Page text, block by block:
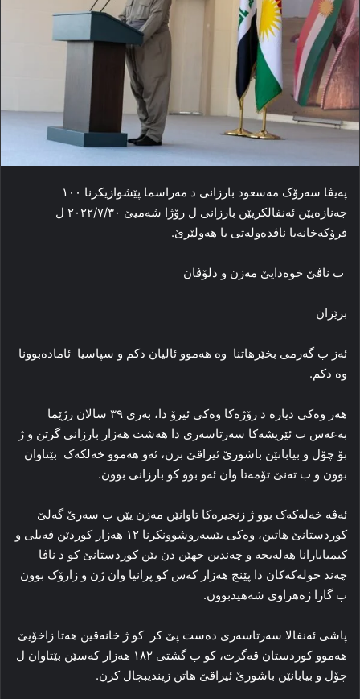
پەیڤا سەرۆک مەسعود بارزانی د مەراسما پێشوازیکرنا ١٠٠
جەنازەیێن ئەنفالکریێن بارزانی ل رۆژا شەمیێ ٢٠٢٢/٧/٣٠ ل
فرۆکەخانەیا ناڤدەولەتی یا ‌هەولێرێ.
ب ناڤێ خوه‌دایێ مه‌زن و دلۆڤان
برێزان
ئەز ب گەرمی بخێرهاتنا وه‌ هه‌موو ئالیان دکم و سپاسیا ئاماده‌بوونا
وه دکم‌.
هه‌ر وه‌کی دیاره‌ د رۆژه‌کا وه‌کی ئیرۆ دا، به‌ری ۳۹ سالان رژێما
به‌عه‌س ب ئێریشه‌کا سه‌رتاسه‌ری دا هه‌شت هه‌زار بارزانی گرتن و ژ
بۆ چۆل و بیابانێن باشورێ ئیراقێ برن، ئەو هەموو خەلکەک بێتاوان
بوون و ب ته‌نێ تۆمه‌تا وان ئه‌و بوو کو بارزانی بوون.
ئه‌ڤه‌ خه‌له‌که‌ک بوو ژ زنجیره‌کا تاوانێن مه‌زن یێن ب سه‌رێ گه‌لێ
کوردستانێ هاتین، وه‌کی بێسه‌روشوونکرنا ۱۲ هه‌زار کوردێن فه‌یلی و
کیمیابارانا هه‌له‌بجه‌ و چه‌ندین جهێن دن یێن کوردستانێ کو د ناڤا
چه‌ند خوله‌کەکان دا پێنج هه‌زار که‌س کو پرانیا وان ژن و زارۆک بوون
ب گازا ژه‌هراوی شه‌هیدبوون.
پاشی ئه‌نفالا سه‌رتاسه‌ری دەست پێ کر کو ژ خانه‌قین هه‌تا زاخۆیێ
هه‌موو کوردستان ڤەگرت، کو ب گشتی ۱۸۲ هه‌زار که‌سێن بێتاوان ل
چۆل و بیابانێن باشورێ ئیراقێ هاتن زیندیبچال کرن.